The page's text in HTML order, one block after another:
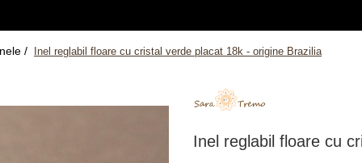
/ Inel reglabil floare cu cristal verde placat 18k - origine Brazilia
Inel reglabil floare cu